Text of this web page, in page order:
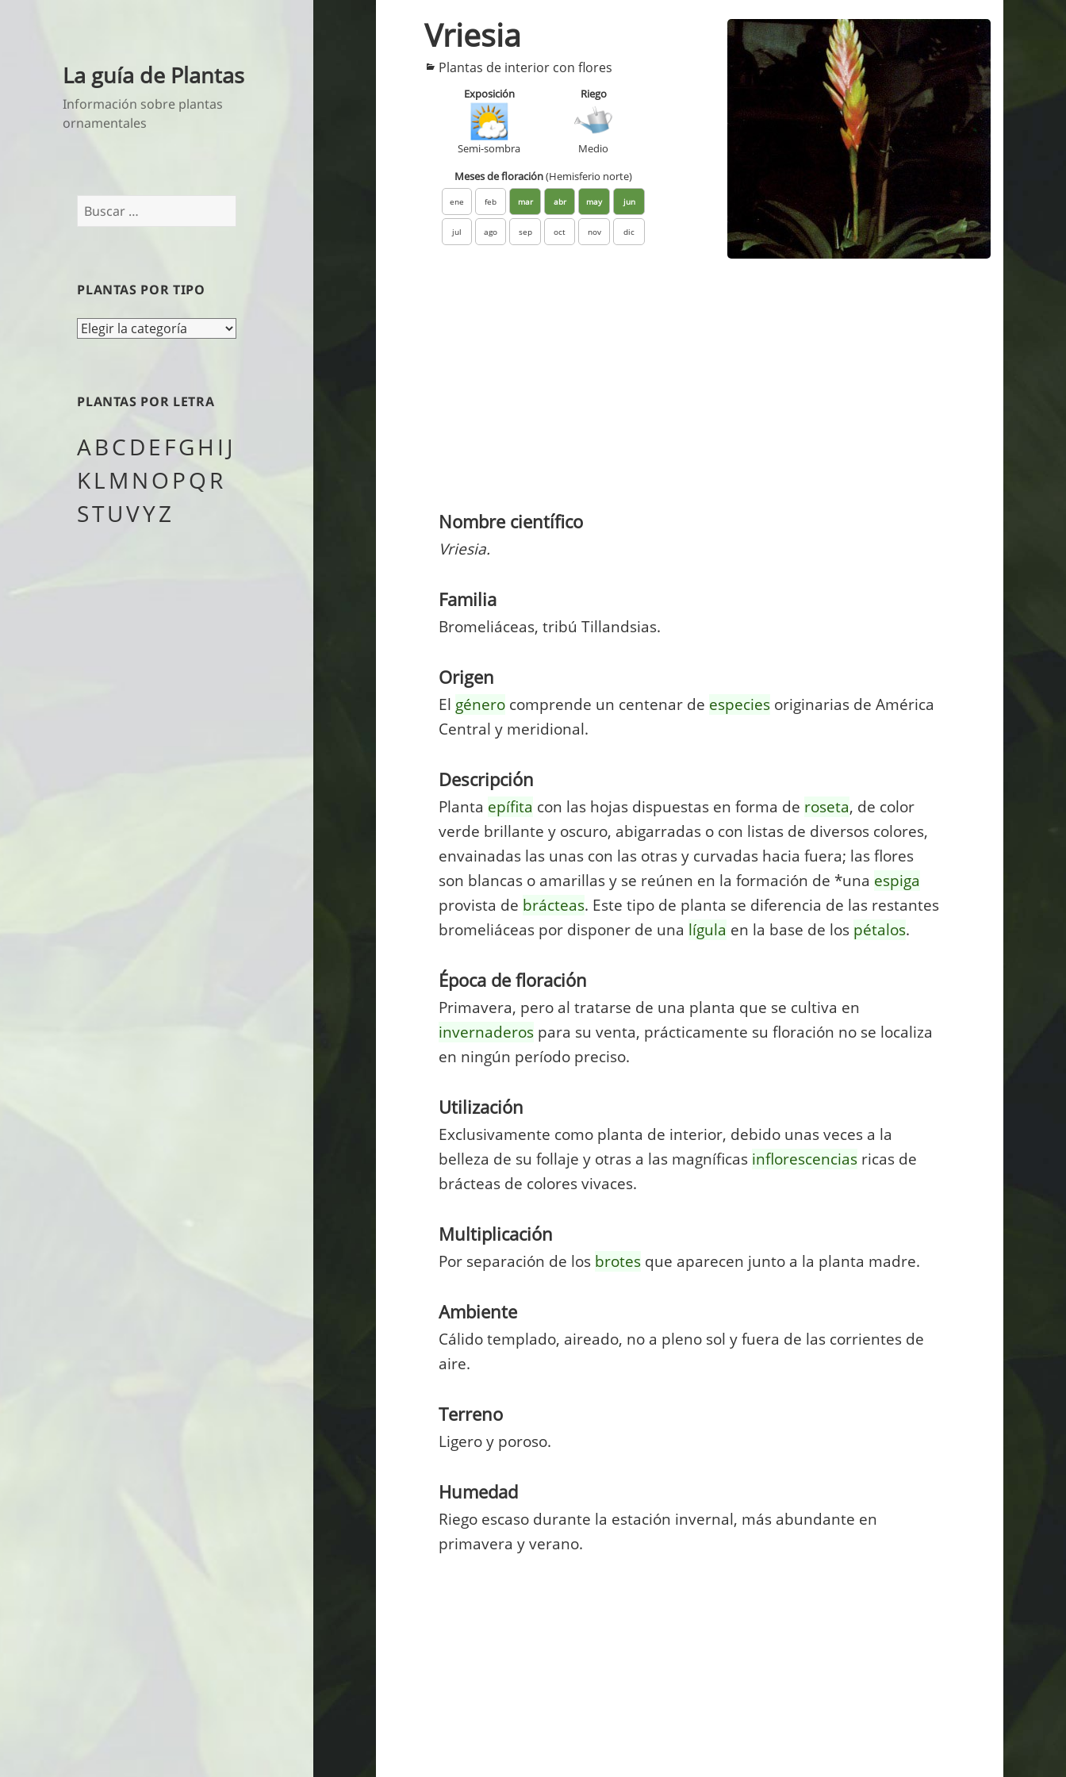
La guía de Plantas
Información sobre plantas
ornamentales
Buscar:
PLANTAS POR TIPO
Plantas
PLANTAS POR LETRA
ABCDE FGH I J
KLM NO PQ R
STUVYZ
Vriesia
Categorías
Plantas de interior con flores
Exposición
Semi-sombra
Riego
Medio
Meses de floración(Hemisferio norte)
ene feb mar abr may jun
jul ago sep oct nov dic
Nombre científico
Vriesia.
Familia
Bromeliáceas, tribú Tillandsias.
Origen
El género comprende un centenar de especies originarias de América
Central y meridional.
Descripción
Planta epífita con las hojas dispuestas en forma de roseta, de color
verde brillante y oscuro, abigarradas o con listas de diversos colores,
envainadas las unas con las otras y curvadas hacia fuera; las flores
son blancas o amarillas y se reúnen en la formación de *una espiga
provista de brácteas. Este tipo de planta se diferencia de las restantes
bromeliáceas por disponer de una lígula en la base de los pétalos.
Época de floración
Primavera, pero al tratarse de una planta que se cultiva en
invernaderos para su venta, prácticamente su floración no se localiza
en ningún período preciso.
Utilización
Exclusivamente como planta de interior, debido unas veces a la
belleza de su follaje y otras a las magníficas inflorescencias ricas de
brácteas de colores vivaces.
Multiplicación
Por separación de los brotes que aparecen junto a la planta madre.
Ambiente
Cálido templado, aireado, no a pleno sol y fuera de las corrientes de
aire.
Terreno
Ligero y poroso.
Humedad
Riego escaso durante la estación invernal, más abundante en
primavera y verano.